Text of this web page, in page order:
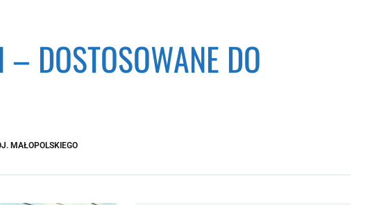
DOSTOSOWANE DO
MAŁOPOLSKIEGO